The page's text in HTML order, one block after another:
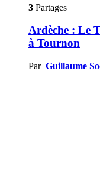
3 Partages
Ardèche : Le
à Tournon
Par Guillaume